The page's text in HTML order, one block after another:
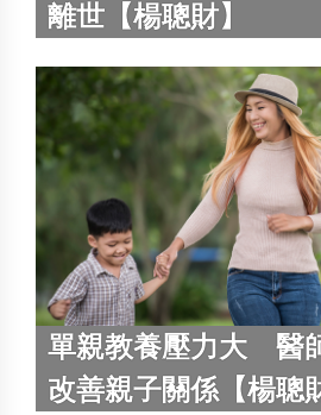
離世【楊聰財】
單親教養壓力大 醫
改善親子關係【楊聰